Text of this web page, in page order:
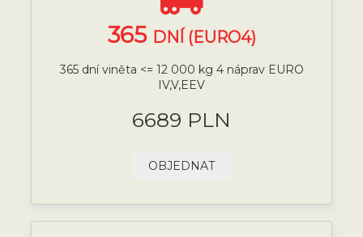
365 DNÍ (EURO4)
365 dní viněta <= 12 000 kg 4 náprav EURO
IV,V,EEV
6689 PLN
OBJEDNAT